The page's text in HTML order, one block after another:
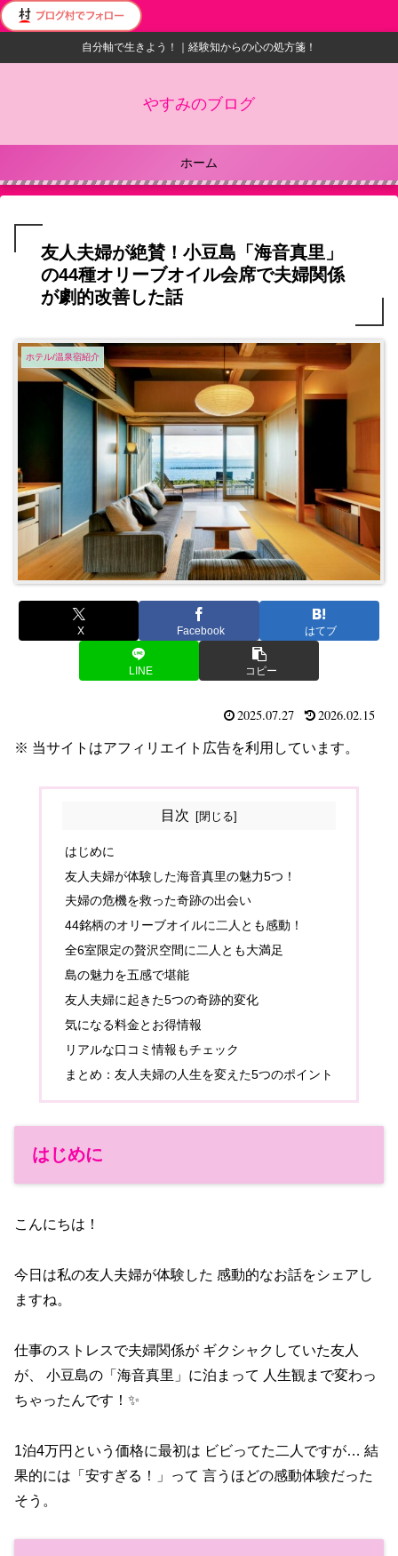
自分軸で生きよう！｜経験知からの心の処方箋！
やすみのブログ
ホーム
友人夫婦が絶賛！小豆島「海音真里」
の44種オリーブオイル会席で夫婦関係
が劇的改善した話
ホテル/温泉宿紹介
X Facebook はてブ
LINE コピー
2025.07.27 2026.02.15
※ 当サイトはアフィリエイト広告を利用しています。
目次
はじめに
友人夫婦が体験した海音真里の魅力5つ！
夫婦の危機を救った奇跡の出会い
44銘柄のオリーブオイルに二人とも感動！
全6室限定の贅沢空間に二人とも大満足
島の魅力を五感で堪能
友人夫婦に起きた5つの奇跡的変化
気になる料金とお得情報
リアルな口コミ情報もチェック
まとめ：友人夫婦の人生を変えた5つのポイント
はじめに
こんにちは！
今日は私の友人夫婦が体験した 感動的なお話をシェアし
ますね。
仕事のストレスで夫婦関係が ギクシャクしていた友人
が、 小豆島の「海音真里」に泊まって 人生観まで変わっ
ちゃったんです！✨
1泊4万円という価格に最初は ビビってた二人ですが… 結
果的には「安すぎる！」って 言うほどの感動体験だった
そう。